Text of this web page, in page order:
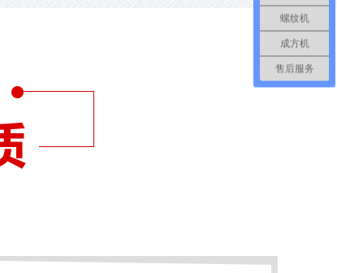
螺纹机
成方机
售后服务